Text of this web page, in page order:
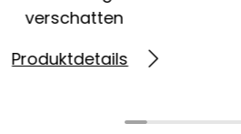
verschatten
Produktdetails